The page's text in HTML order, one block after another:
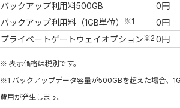
バックアップ利用料500GB
0円
バックアップ利用料（1GB単位）
※1 0円
プライベートゲートウェイオプション※2 0円
※ 表示価格は税別です。
※1 バックアップデータ容量が500GBを超えた場合、
費用が発生します。